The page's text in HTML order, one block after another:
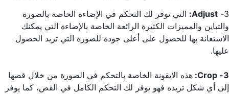
3-
Adjust: التي توفر لك التحكم في الإضاءة الخاصة بالصورة
والتباين والمميزات الكثيرة الرائعة الخاصة بالإضاءة التي يمكنك
الاستعانة بها للحصول على أعلى جودة للصورة التي تريد الحصول
عليها.
3- Crop:
هذه الايقونة الخاصة بالتحكم في الصورة من خلال قصها
إلى أي شكل تريده فهو يوفر لك التحكم الكامل في القص، كما يوفر